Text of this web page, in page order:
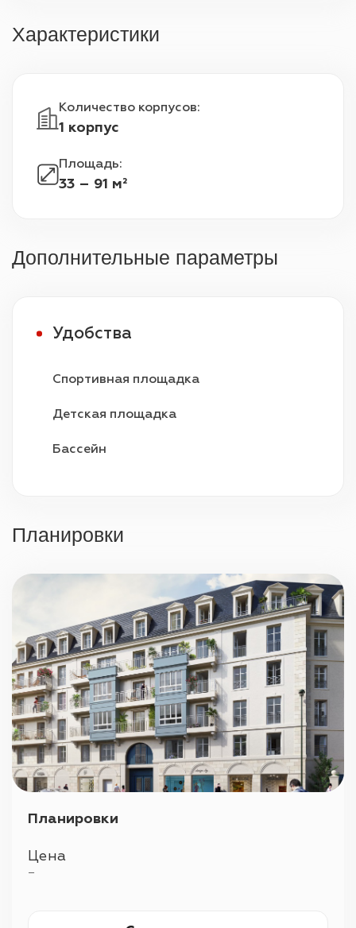
квартир имеют внешний вид: балкон или
Характеристики
Количество корпусов:
1 корпус
Площадь:
33 – 91 м²
Дополнительные параметры
Удобства
Спортивная площадка
Детская площадка
Бассейн
Планировки
Планировки
Цена
—